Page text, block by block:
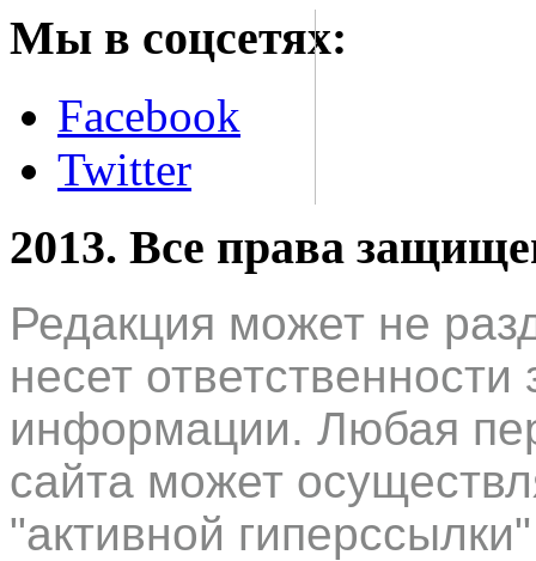
Мы в соцсетях:
Facebook
Twitter
2013. Все права
Редакция может не
несет
информации. Любая
сайта может
"активной